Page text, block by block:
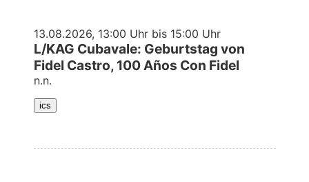
13.08.2026, 13:00 Uhr bis 15:00 Uhr
L/KAG Cubavale: Geburtstag von
Fidel Castro, 100 Años Con Fidel
n.n.